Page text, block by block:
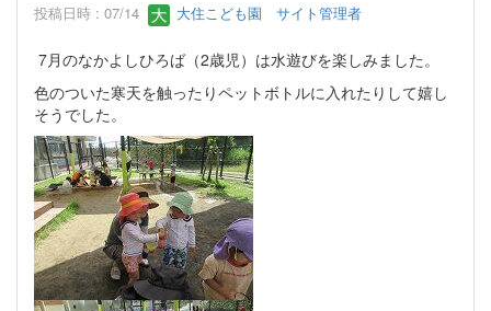
投稿日時 : 07/14 大住こども園 サイト管理者
7月のなかよしひろば（2歳児）は水遊びを楽しみました。
色のついた寒天を触ったりペットボトルに入れたりして嬉し
そうでした。